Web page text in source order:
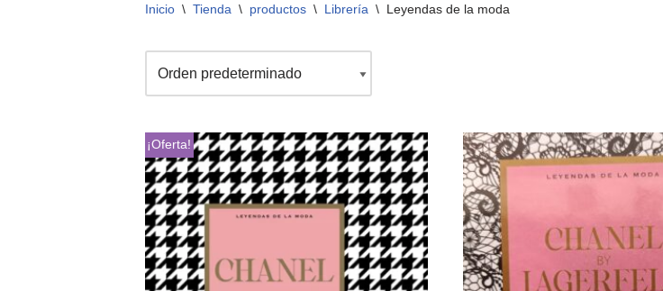
Inicio \ Tienda \ productos \ Librería \ Leyendas de la moda
¡Oferta!